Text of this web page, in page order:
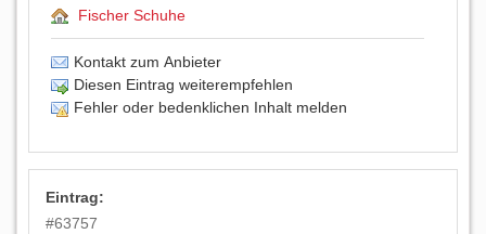
Fischer Schuhe
Kontakt zum Anbieter
Diesen Eintrag weiterempfehlen
Fehler oder bedenklichen Inhalt melden
Eintrag:
#63757